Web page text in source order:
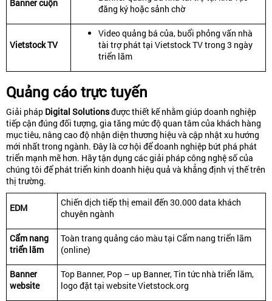
Banner cuộn
đăng ký hoặc sảnh chờ
Vietstock TV
Video quảng bá của, buổi phỏng vấn nhà
tài trợ phát tại Vietstock TV trong 3 ngày
triển lãm
Quảng cáo trực tuyến
Giải pháp Digital Solutionsđược thiết kế nhằm giúp doanh nghiệp
tiếp cận đúng đối tượng, gia tăng mức độ quan tâm của khách hàng
mục tiêu, nâng cao độ nhận diện thương hiệu và cập nhật xu hướng
mới nhất trong ngành. Đây là cơ hội để doanh nghiệp bứt phá phát
triển mạnh mẽ hơn. Hãy tận dụng các giải pháp công nghệ số của
chúng tôi để phát triển kinh doanh hiệu quả và khẳng định vị thế trên
thị trường.
EDM
Chiến dịch tiếp thị email đến 30.000 data khách
chuyên ngành
Cẩm nang
triển lãm
Toàn trang quảng cáo màu tại Cẩm nang triển lãm
(online)
Banner
website
Top Banner, Pop – up Banner, Tin tức nhà triển lãm,
logo đặt tại website Vietstock.org